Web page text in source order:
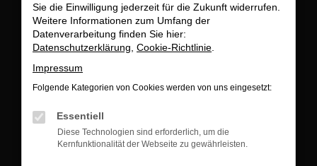
Öffnungszeiten:
Montag bis Freitag:
Postadresse:
Sie die Einwilligung jederzeit für die Zukunft widerrufen.
Weitere Informationen zum Umfang der
Datenverarbeitung finden Sie hier:
Datenschutzerklärung Cookie-Richtlinie
Impressum
Folgende Kategorien von Cookies werden von uns eingesetzt:
Essentiell
Diese Technologien sind erforderlich, um die
Kernfunktionalität der Webseite zu gewährleisten.